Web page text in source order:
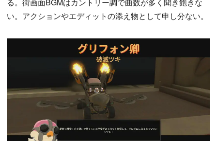
い。アクションやエディットの添え物として申し分ない。